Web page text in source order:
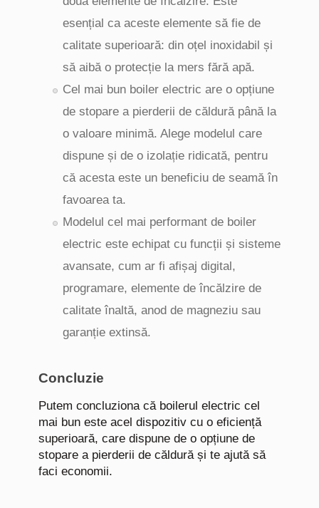
esențial ca aceste elemente să fie de
calitate superioară: din oțel inoxidabil și
să aibă o protecție la mers fără apă.
Cel mai bun boiler electric are o opțiune
de stopare a pierderii de căldură până la
o valoare minimă. Alege modelul care
dispune și de o izolație ridicată, pentru
că acesta este un beneficiu de seamă în
favoarea ta.
Modelul cel mai performant de boiler
electric este echipat cu funcții și sisteme
avansate, cum ar fi afișaj digital,
programare, elemente de încălzire de
calitate înaltă, anod de magneziu sau
garanție extinsă.
Concluzie
Putem concluziona că boilerul electric cel
mai bun este acel dispozitiv cu o eficiență
superioară, care dispune de o opțiune de
stopare a pierderii de căldură și te ajută să
faci economii.